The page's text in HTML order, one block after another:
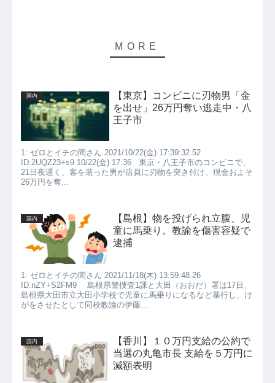
国内
【東京】コンビニに刃物男「金
を出せ」26万円奪い逃走中・八
王子市
1: ゼロとイチの間さん 2021/10/22(金) 17:39:32.52
ID:2UQZ23+s9 10/22(金) 17:36 東京・八王子市のコンビニで、
21日夜遅く、客を装った男が店員に刃物を突き付け、現金およそ
26万円を奪...
国内
【島根】物を投げられ立腹、児
童に馬乗り。教諭を傷害容疑で
逮捕
1: ゼロとイチの間さん 2021/11/18(木) 13:59:48.26
ID:nZY+S2FM9 島根県警捜査1課と大田（おおだ）署は17日、
島根県大田市立大田小学校で児童に馬乗りになるなど暴行し、け
がをさせたとして同校教諭の伊藤...
国内
【香川】１０万円支給の公約で
当選の丸亀市長 支給を５万円に
減額表明